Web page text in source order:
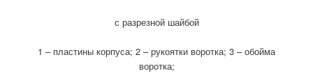
с разрезной шайбой
1 – пластины корпуса; 2 – рукоятки воротка; 3 – обойма
воротка;